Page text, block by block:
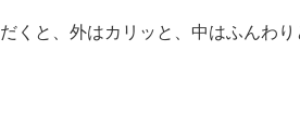
くと、外はカリッと、中はふんわり